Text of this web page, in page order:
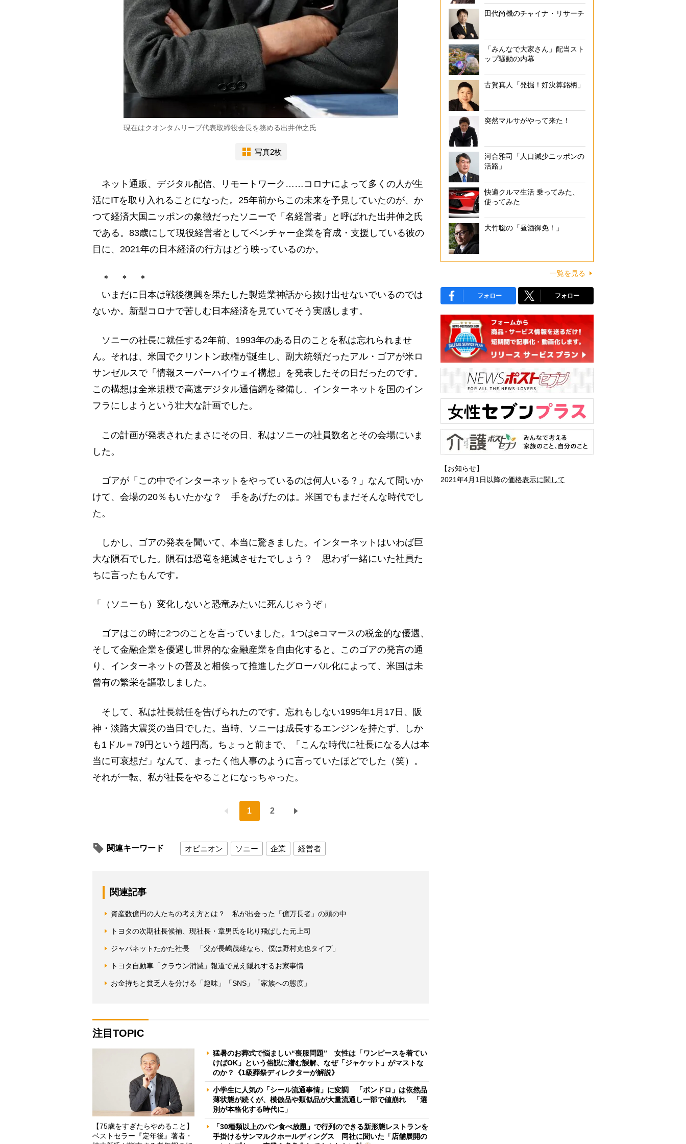
現在はクオンタムリープ代表取締役会長を務める出井伸之氏
写真2枚
ネット通販、デジタル配信、リモートワーク……コロナによって多くの人が生
活にITを取り入れることになった。25年前からこの未来を予見していたのが、か
つて経済大国ニッポンの象徴だったソニーで「名経営者」と呼ばれた出井伸之氏
である。83歳にして現役経営者としてベンチャー企業を育成・支援している彼の
目に、2021年の日本経済の行方はどう映っているのか。
＊ ＊ ＊
いまだに日本は戦後復興を果たした製造業神話から抜け出せないでいるのでは
ないか。新型コロナで苦しむ日本経済を見ていてそう実感します。
ソニーの社長に就任する2年前、1993年のある日のことを私は忘れられませ
ん。それは、米国でクリントン政権が誕生し、副大統領だったアル・ゴアが米ロ
サンゼルスで「情報スーパーハイウェイ構想」を発表したその日だったのです。
この構想は全米規模で高速デジタル通信網を整備し、インターネットを国のイン
フラにしようという壮大な計画でした。
この計画が発表されたまさにその日、私はソニーの社員数名とその会場にいま
した。
ゴアが「この中でインターネットをやっているのは何人いる？」なんて問いか
けて、会場の20％もいたかな？ 手をあげたのは。米国でもまだそんな時代でし
た。
しかし、ゴアの発表を聞いて、本当に驚きました。インターネットはいわば巨
大な隕石でした。隕石は恐竜を絶滅させたでしょう？ 思わず一緒にいた社員た
ちに言ったもんです。
「（ソニーも）変化しないと恐竜みたいに死んじゃうぞ」
ゴアはこの時に2つのことを言っていました。1つはeコマースの税金的な優遇、
そして金融企業を優遇し世界的な金融産業を自由化すると。このゴアの発言の通
り、インターネットの普及と相俟って推進したグローバル化によって、米国は未
曾有の繁栄を謳歌しました。
そして、私は社長就任を告げられたのです。忘れもしない1995年1月17日、阪
神・淡路大震災の当日でした。当時、ソニーは成長するエンジンを持たず、しか
も1ドル＝79円という超円高。ちょっと前まで、「こんな時代に社長になる人は本
当に可哀想だ」なんて、まったく他人事のように言っていたほどでした（笑）。
それが一転、私が社長をやることになっちゃった。
1 2
関連キーワード オピニオン ソニー 企業 経営者
関連記事
資産数億円の人たちの考え方とは？ 私が出会った「億万長者」の頭の中
トヨタの次期社長候補、現社長・章男氏を叱り飛ばした元上司
ジャパネットたかた社長 「父が長嶋茂雄なら、僕は野村克也タイプ」
トヨタ自動車「クラウン消滅」報道で見え隠れするお家事情
お金持ちと貧乏人を分ける「趣味」「SNS」「家族への態度」
注目TOPIC
【75歳をすぎたらやめること】
ベストセラー『定年後』著者・
猛暑のお葬式で悩ましい“喪服問題” 女性は「ワンピースを着てい
けばOK」という俗説に潜む誤解、なぜ「ジャケット」がマストな
のか？《1級葬祭ディレクターが解説》
小学生に人気の「シール流通事情」に変調 「ボンドロ」は依然品
薄状態が続くが、模倣品や類似品が大量流通し一部で値崩れ 「選
別が本格化する時代に」
「30種類以上のパン食べ放題」で行列のできる新形態レストランを
手掛けるサンマルクホールディングス 同社に聞いた「店舗展開の
田代尚機のチャイナ・リサーチ
「みんなで大家さん」配当スト
ップ騒動の内幕
古賀真人「発掘！好決算銘柄」
突然マルサがやって来た！
河合雅司「人口減少ニッポンの
活路」
快適クルマ生活 乗ってみた、
使ってみた
大竹聡の「昼酒御免！」
一覧を見る
フォロー フォロー
【お知らせ】
2021年4月1日以降の価格表示に関して